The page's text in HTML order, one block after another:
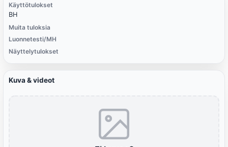
Käyttötulokset
BH
Muita tuloksia
Luonnetesti/MH
Näyttelytulokset
Kuva & videot